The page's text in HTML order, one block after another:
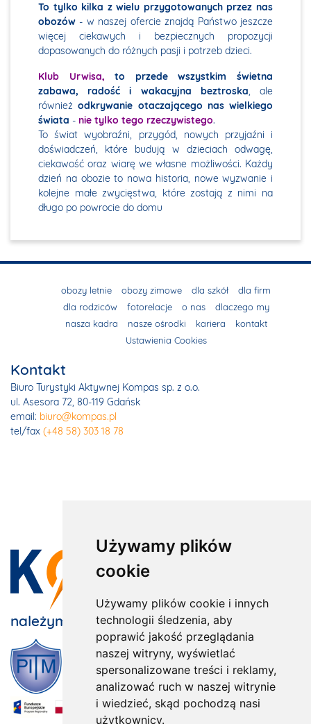
Używamy plików
cookie
Używamy plików cookie i innych
technologii śledzenia, aby
poprawić jakość przeglądania
naszej witryny, wyświetlać
spersonalizowane treści i reklamy,
analizować ruch w naszej witrynie
i wiedzieć, skąd pochodzą nasi
użytkownicy.
To tylko kilka z wielu przygotowanych przez nas
obozów - w naszej ofercie znajdą Państwo jeszcze
więcej ciekawych i bezpiecznych propozycji
dopasowanych do różnych pasji i potrzeb dzieci.
Klub Urwisa, to przede wszystkim świetna
zabawa, radość i wakacyjna beztroska, ale
równieżodkrywanie otaczającego nas wielkiego
świata - nie tylko tego rzeczywistego.
To świat wyobraźni, przygód, nowych przyjaźni i
doświadczeń, które budują w dzieciach odwagę,
ciekawość oraz wiarę we własne możliwości. Każdy
dzień na obozie to nowa historia, nowe wyzwanie i
kolejne małe zwycięstwa, które zostają z nimi na
długo po powrocie do domu
obozy letnie obozy zimowe dla szkół
dla firm
dla rodziców
fotorelacje o nas
dlaczego my
nasza kadra
nasze ośrodki kariera
kontakt
Ustawienia Cookies
Kontakt
Biuro Turystyki Aktywnej Kompas sp. z o.o.
ul. Asesora 72, 80-119 Gdańsk
email: biuro@kompas.pl
tel/fax (+48 58) 303 18 78
należymy do: